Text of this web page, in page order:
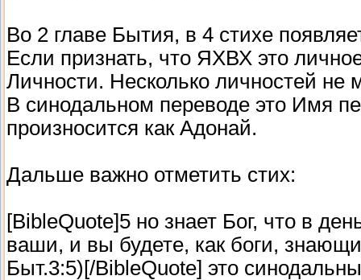
Во 2 главе Бытия, в 4 стихе
Если признать, что ЯХВХ это
Личности. Несколько личностей
В синодальном переводе это Имя
произносится как Адонай.
Дальше важно отметить стих:
[BibleQuote]5 но знает Бог, что в
ваши, и вы будете, как боги,
Быт.3:5)[/BibleQuote] это